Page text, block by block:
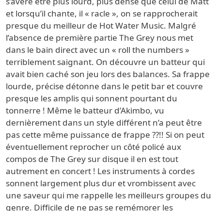
et lorsqu’il chante, il « racle », on se rapprocherait
presque du meilleur de Hot Water Music. Malgré
l’absence de première partie The Grey nous met
dans le bain direct avec un « roll the numbers »
terriblement saignant. On découvre un batteur qui
avait bien caché son jeu lors des balances. Sa frappe
lourde, précise détonne dans le petit bar et couvre
presque les amplis qui sonnent pourtant du
tonnerre ! Même le batteur d’Akimbo, vu
dernièrement dans un style différent n’a peut être
pas cette même puissance de frappe ??!! Si on peut
éventuellement reprocher un côté policé aux
compos de The Grey sur disque il en est tout
autrement en concert ! Les instruments à cordes
sonnent largement plus dur et vrombissent avec
une saveur qui me rappelle les meilleurs groupes du
genre. Difficile de ne pas se remémorer les